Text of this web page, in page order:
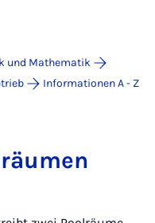
und Mathematik
Informationen A - Z